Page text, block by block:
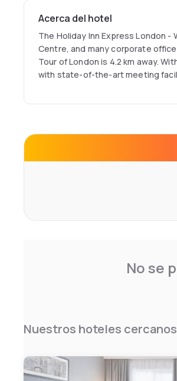
Acerca del hotel
The Holiday Inn Express London -
Centre, and many corporate
Tour of London is 4.2 km away.
with state-of-the-art meeting
No se
Nuestros hoteles cercanos